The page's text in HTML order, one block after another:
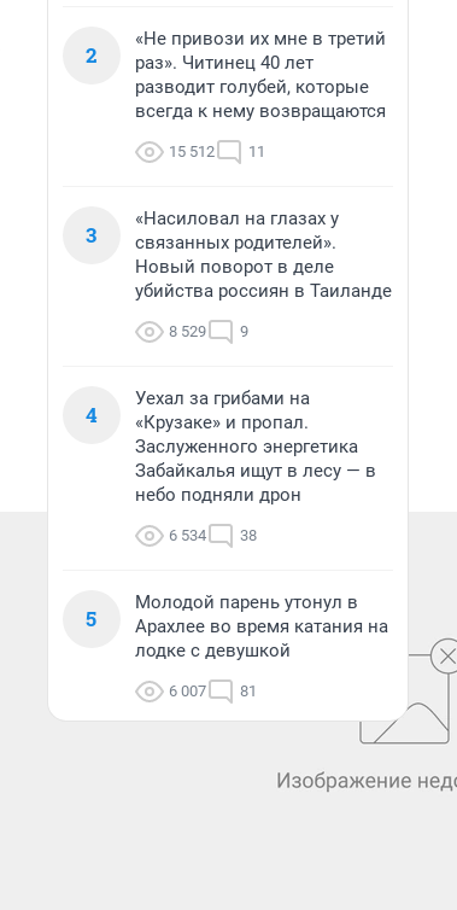
2
«Не привози их мне в третий
раз». Читинец 40 лет
разводит голубей, которые
всегда к нему возвращаются
15 512 11
3
«Насиловал на глазах у
связанных родителей».
Новый поворот в деле
убийства россиян в Таиланде
8 529 9
4
Уехал за грибами на
«Крузаке» и пропал.
Заслуженного энергетика
Забайкалья ищут в лесу — в
небо подняли дрон
6 534 38
5
Молодой парень утонул в
Арахлее во время катания на
лодке с девушкой
6 007 81